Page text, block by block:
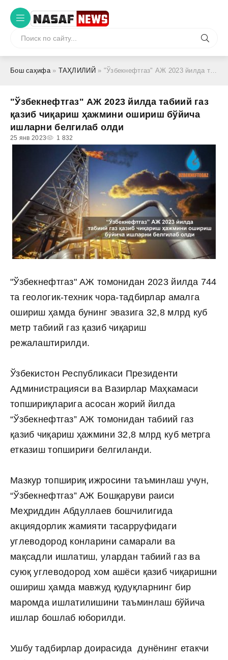
Бош саҳифа» ТАҲЛИЛИЙ » "Ўзбекнефтгаз" АЖ 2023 йилда табиий газ қазиб чиқариш ҳажмини ошириш бўйича ишларни белгилаб олди
"Ўзбекнефтгаз" АЖ 2023 йилда табиий газ
қазиб чиқариш ҳажмини ошириш бўйича
ишларни белгилаб олди
25 янв 2023 1 832
"Ўзбекнефтгаз" АЖ томонидан 2023 йилда 744
та геологик-техник чора-тадбирлар амалга
ошириш ҳамда бунинг эвазига 32,8 млрд куб
метр табиий газ қазиб чиқариш
режалаштирилди.
Ўзбекистон Республикаси Президенти
Администрацияси ва Вазирлар Маҳкамаси
топшириқларига асосан жорий йилда
“Ўзбекнефтгаз” АЖ томонидан табиий газ
қазиб чиқариш ҳажмини 32,8 млрд куб метрга
етказиш топшириғи белгиланди.
Мазкур топшириқ ижросини таъминлаш учун,
“Ўзбекнефтгаз” АЖ Бошқаруви раиси
Меҳриддин Абдуллаев бошчилигида
акциядорлик жамияти тасарруфидаги
углеводород конларини самарали ва
мақсадли ишлатиш, улардан табиий газ ва
суюқ углеводород хом ашёси қазиб чиқаришни
ошириш ҳамда мавжуд қудуқларнинг бир
маромда ишлатилишини таъминлаш бўйича
ишлар бошлаб юборилди.
Ушбу тадбирлар доирасида дунёнинг етакчи